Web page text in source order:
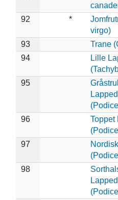
92 *
virgo)
93 Trane
94
Lille
95
96
Toppet
97
98